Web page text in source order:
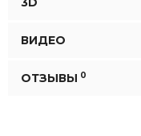
ВИДЕО
ОТЗЫВЫ 0